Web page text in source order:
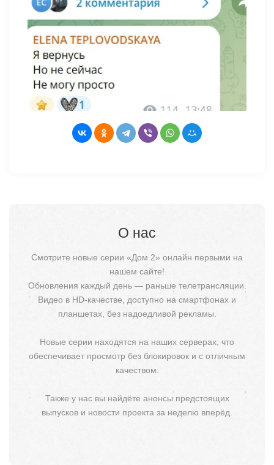
О нас
Смотрите новые серии «Дом 2» онлайн первыми на
нашем сайте!
Обновления каждый день — раньше телетрансляции.
Видео в HD-качестве, доступно на смартфонах и
планшетах, без надоедливой рекламы.
Новые серии находятся на наших серверах, что
обеспечивает просмотр без блокировок и с отличным
качеством.
Также у нас вы найдёте анонсы предстоящих
выпусков и новости проекта за неделю вперёд.